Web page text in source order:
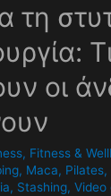
τη
οι
, Fitness &
, Maca, Pilates,
, Stashing,Video